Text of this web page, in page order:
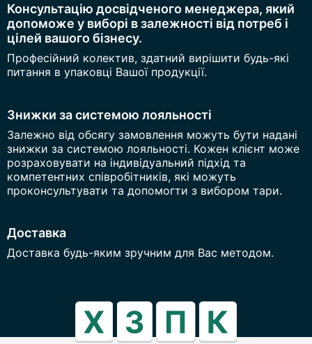
Консультацію досвідченого менеджера, який
допоможе у виборі в залежності від потреб і
цілей вашого бізнесу.
Професійний колектив, здатний вирішити будь-які
питання в упаковці Вашої продукції.
Знижки за системою лояльності
Залежно від обсягу замовлення можуть бути надані
знижки за системою лояльності. Кожен клієнт може
розраховувати на індивідуальний підхід та
компетентних співробітників, які можуть
проконсультувати та допомогти з вибором тари.
Доставка
Доставка будь-яким зручним для Вас методом.